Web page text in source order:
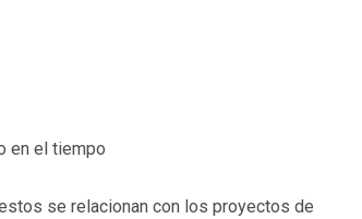
en el tiempo
se relacionan con los proyectos de